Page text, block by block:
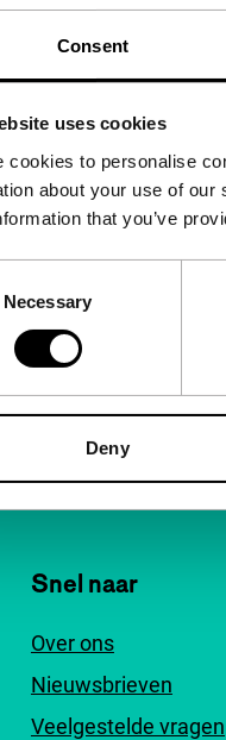
Consent
uses cookies
cookies to personalise
about your use of
that you’ve
Necessary
Deny
1995
Snel naar
Over ons
Nieuwsbrieven
Veelgestelde vragen